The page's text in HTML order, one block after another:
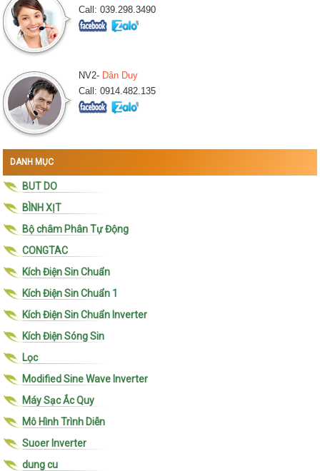
Call: 039.298.3490
NV2- Dân Duy
Call: 0914.482.135
DANH MỤC
BUT DO
BÌNH XỊT
Bộ châm Phân Tự Động
CONGTAC
Kích Điện Sin Chuẩn
Kích Điện Sin Chuẩn 1
Kích Điện Sin Chuẩn Inverter
Kích Điện Sóng Sin
Lọc
Modified Sine Wave Inverter
Máy Sạc Ắc Quy
Mô Hình Trình Diễn
Suoer Inverter
dung cu